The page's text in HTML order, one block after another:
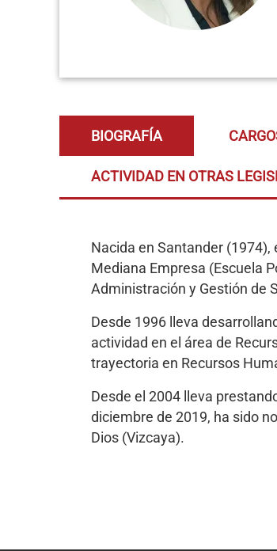
BIOGRAFÍA
ACTIVIDAD EN OTRAS
Nacida en Santander
Mediana Empresa (Escuela
Administración y Gestión de
Desde 1996 lleva
actividad en el área de
trayectoria en Recursos
Desde el 2004 lleva
diciembre de 2019, ha sido
Dios (Vizcaya).